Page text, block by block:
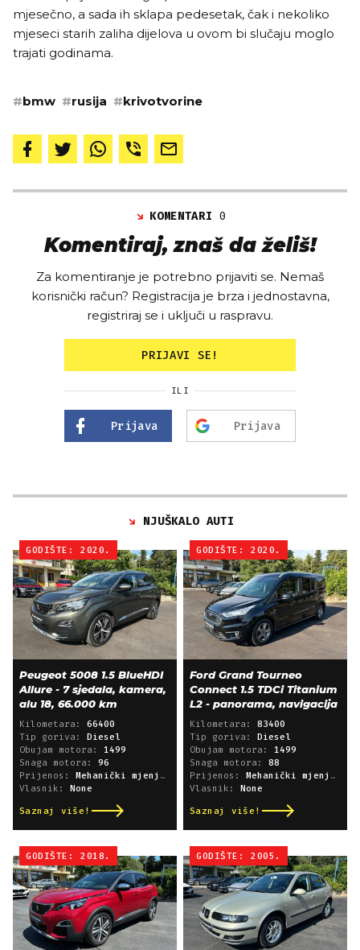
mjesečno, a sada ih sklapa pedesetak, čak i nekoliko
mjeseci starih zaliha dijelova u ovom bi slučaju moglo
trajati godinama.
#bmw #rusija #krivotvorine
KOMENTARI0
Komentiraj, znaš da želiš!
Za komentiranje je potrebno prijaviti se. Nemaš
korisnički račun? Registracija je brza i jednostavna,
registriraj se i uključi u raspravu.
PRIJAVI SE!
ILI
Prijava Prijava
NJUŠKALO AUTI
GODIŠTE: 2020.
Peugeot 5008 1.5 BlueHDI
Allure - 7 sjedala, kamera,
alu 18, 66.000 km
Kilometara: 66400
Tip goriva:
Diesel
Obujam motora: 1499
Snaga motora: 96
Prijenos:
Mehanički mjenjač
Vlasnik:
None
Saznaj više!
GODIŠTE: 2020.
Ford Grand Tourneo
Connect 1.5 TDCi Titanium
L2 - panorama, navigacija
Kilometara: 83400
Tip goriva:
Diesel
Obujam motora: 1499
Snaga motora: 88
Prijenos:
Mehanički mjenjač
Vlasnik:
None
Saznaj više!
GODIŠTE: 2018. GODIŠTE: 2005.